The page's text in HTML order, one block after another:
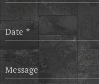
Date
Message